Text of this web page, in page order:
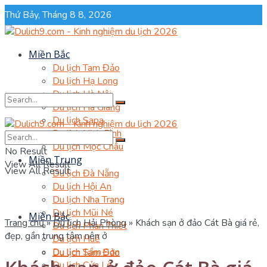
Thứ Bảy, Tháng 8 8, 2026
Miền Bắc
Du lịch Tam Đảo
Du lịch Hạ Long
Du lịch Hà Nội
Du lịch Hà Giang
Du lịch Sapa
Du lịch Ninh Bình
Du lịch Mộc Châu
Miền Trung
Du lịch Đà Nẵng
Du lịch Hội An
Du lịch Nha Trang
Du lịch Mũi Né
Du lịch Phan Thiết
Du lịch Huế
Du lịch Sầm Sơn
No Result
View All Result
Miền Bắc
Du lịch Tam Đảo
No Result
View All Result
Trang chủ»Du lịch Hải Phòng» Khách sạn ở đảo Cát Bà giá rẻ,
đẹp, gần trung tâm nên ở